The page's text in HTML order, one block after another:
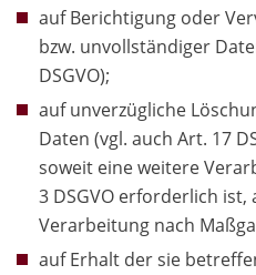
auf Berichtigung oder
bzw. unvollständiger
DSGVO);
auf unverzügliche
Daten (vgl. auch Art. 17
soweit eine weitere
3 DSGVO erforderlich
Verarbeitung nach
auf Erhalt der sie